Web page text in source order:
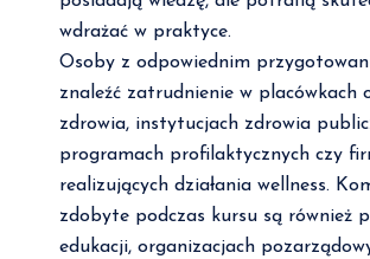
wdrażać w praktyce.
Osoby z odpowiednim
znaleźć zatrudnienie w placówkach
zdrowia, instytucjach zdrowia
programach profilaktycznych czy
realizujących działania wellness.
zdobyte podczas kursu są również
edukacji, organizacjach